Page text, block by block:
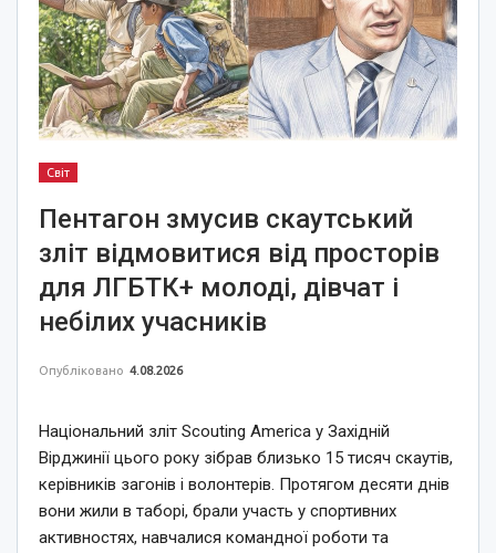
Світ
Пентагон змусив скаутський
зліт відмовитися від просторів
для ЛГБТК+ молоді, дівчат і
небілих учасників
Опубліковано 4.08.2026
Національний зліт Scouting America у Західній
Вірджинії цього року зібрав близько 15 тисяч скаутів,
керівників загонів і волонтерів. Протягом десяти днів
вони жили в таборі, брали участь у спортивних
активностях, навчалися командної роботи та